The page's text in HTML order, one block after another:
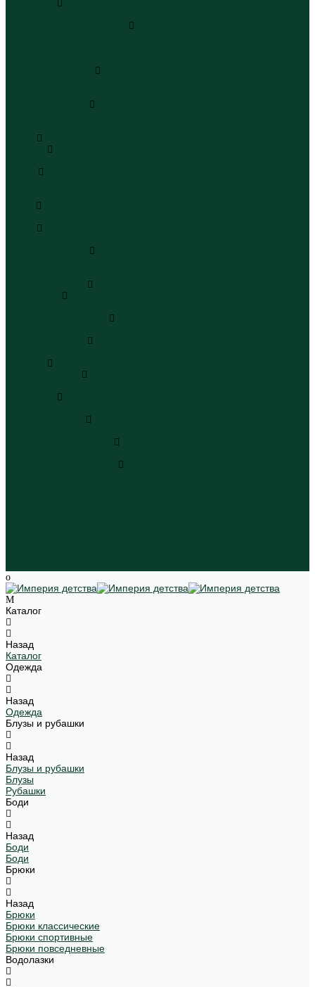
Каталог
Назад
Каталог
Одежда
Назад
Одежда
Блузы и рубашки
Назад
Блузы и рубашки
Блузы
Рубашки
Боди
Назад
Боди
Боди
Брюки
Назад
Брюки
Брюки классические
Брюки спортивные
Брюки повседневные
Водолазки